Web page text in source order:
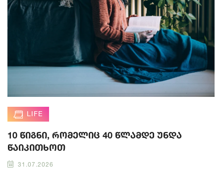
LIFE
10 წიგნი, რომელიც 40 წლამდე უნდა
წაიკითხოთ
31.07.2026